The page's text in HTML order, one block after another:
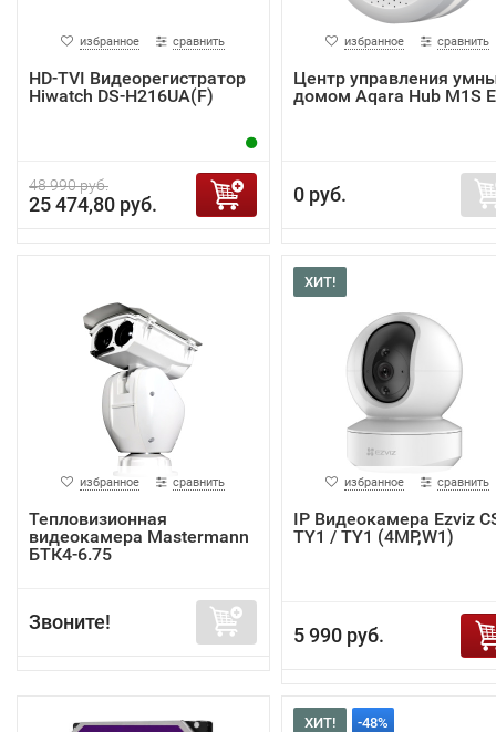
избранное сравнить
HD-TVI Видеорегистратор
Hiwatch DS-H216UA(F)
48 990 руб.
25 474,80 руб.
избранное сравнить
Центр управления
домом Aqara Hub M1S
0 руб.
избранное сравнить
Тепловизионная
видеокамера Mastermann
БТК4-6.75
Звоните!
ХИТ!
избранное сравнить
IP Видеокамера Ezviz
TY1 / TY1 (4MP,W1)
5 990 руб.
ХИТ! -48%